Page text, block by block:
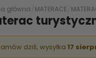
główna MATERACE
dziś, wysyłka 17